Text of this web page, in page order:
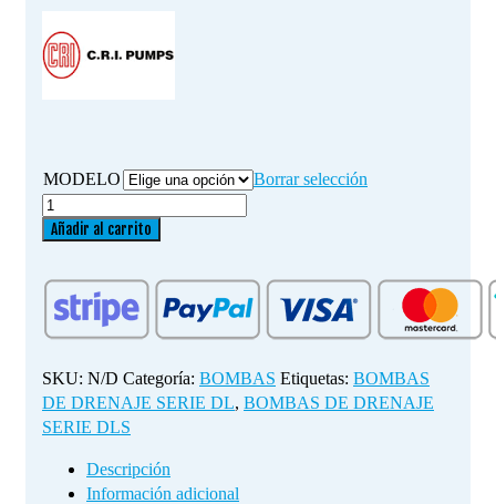
MODELO
Borrar selección
BOMBAS
DE
SERIE
DL
cantidad
Añadir al carrito
SKU: N/D Categoría: BOMBAS Etiquetas: BOMBAS
DE DRENAJE SERIE DL, BOMBAS DE DRENAJE
SERIE DLS
Descripción
Información adicional